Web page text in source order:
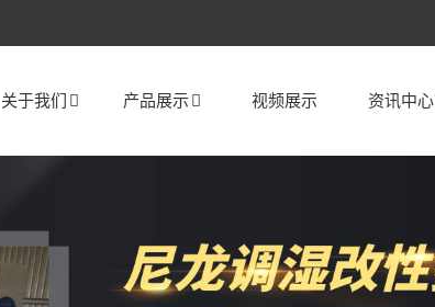
关于我们 产品展示 视频展示 资讯中心